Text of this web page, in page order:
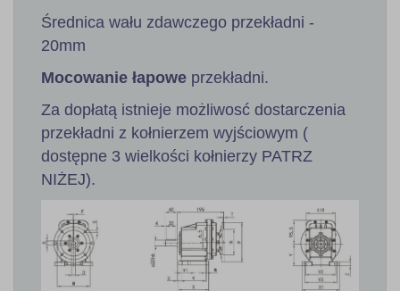
Średnica wału zdawczego przekładni -
20mm
Mocowanie łapowe przekładni.
Za dopłatą istnieje możliwosć dostarczenia
przekładni z kołnierzem wyjściowym (
dostępne 3 wielkości kołnierzy PATRZ
NIŻEJ).